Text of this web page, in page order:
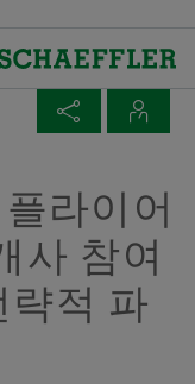
엘리먼트 버튼
라이어
사 참여
략적 파